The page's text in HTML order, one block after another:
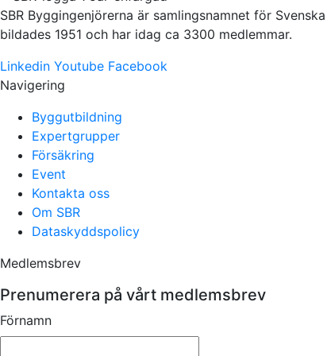
SBR Byggingenjörerna är samlingsnamnet för
bildades 1951 och har idag ca 3300 medlemmar.
Linkedin Youtube Facebook
Navigering
Byggutbildning
Expertgrupper
Försäkring
Event
Kontakta oss
Om SBR
Dataskyddspolicy
Medlemsbrev
Prenumerera på vårt medlemsbrev
Förnamn